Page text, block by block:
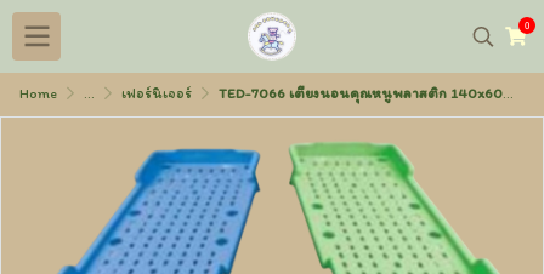
0
Home ... เฟอร์นิเจอร์ TED-7066 เตียงนอนคุณหนูพลาสติก 140x60x24 ซม.